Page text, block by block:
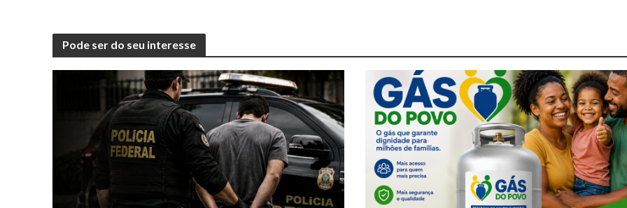
Pode ser do seu interesse